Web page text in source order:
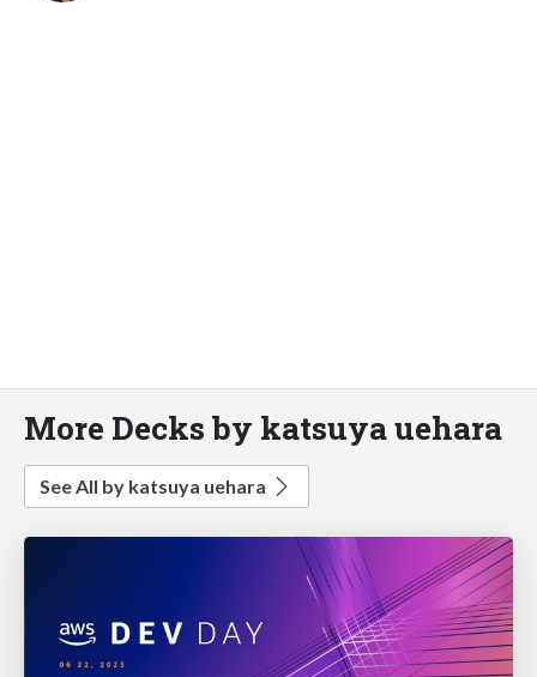
More Decks by katsuya uehara
See All by katsuya uehara